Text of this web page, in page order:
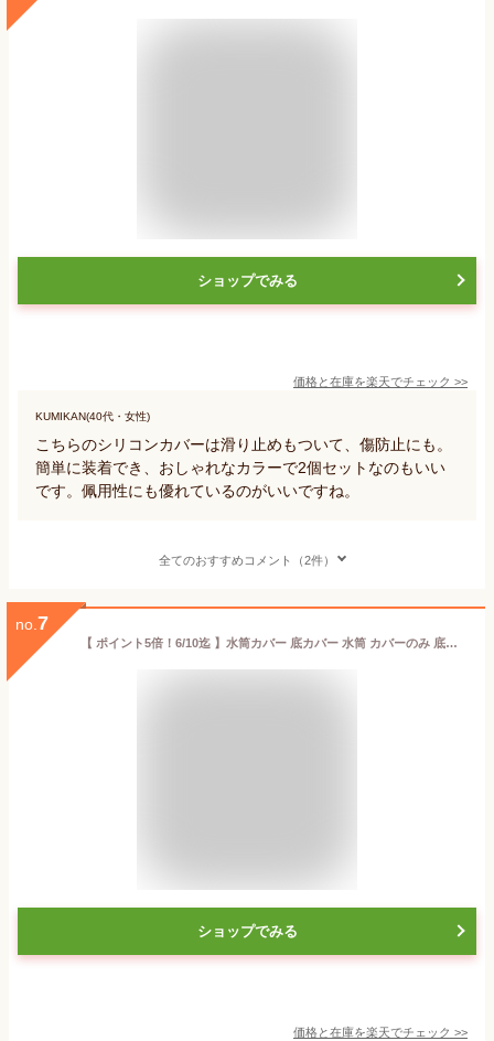
ショップでみる
価格と在庫を楽天でチェック >>
KUMIKAN(40代・女性)
こちらのシリコンカバーは滑り止めもついて、傷防止にも。
簡単に装着でき、おしゃれなカラーで2個セットなのもいい
です。佩用性にも優れているのがいいですね。
全てのおすすめコメント（2件）
no. 7
【 ポイント5倍！6/10迄 】水筒カバー 底カバー 水筒 カバーのみ 底抜け防止 シリコン製 2個セット外れ防止 両面テープ付 0.8L- 1L 用 底径8-9cmの水筒にオススメ
ショップでみる
価格と在庫を楽天でチェック >>